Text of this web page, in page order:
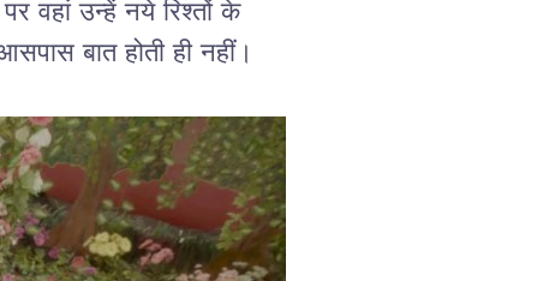
वहां उन्हें नये रिश्तों के
बात होती ही नहीं।